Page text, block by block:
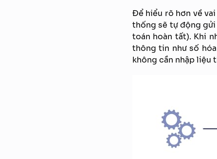
Để hiểu rõ hơn về
thống sẽ tự động gửi
toán hoàn tất). Khi
thông tin như số
không cần nhập liệu